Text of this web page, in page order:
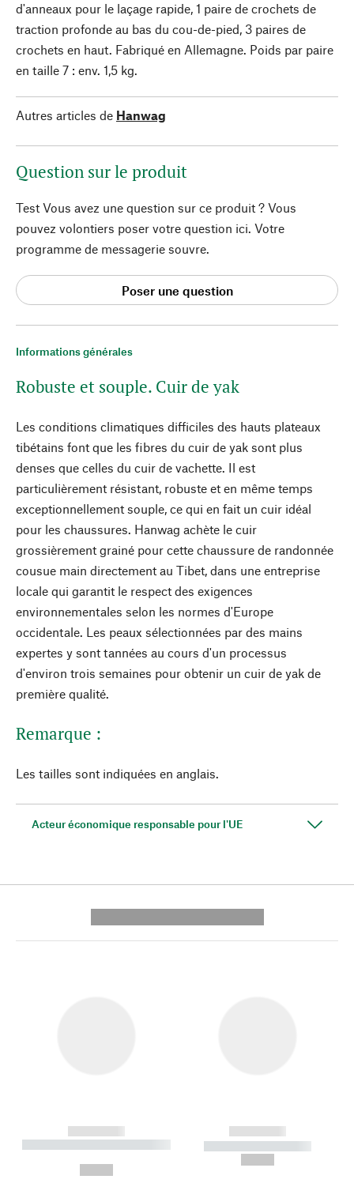
Informations générales
Robuste et souple. Cuir de yak
Les conditions climatiques difficiles des hauts plateaux
tibétains font que les fibres du cuir de yak sont plus
denses que celles du cuir de vachette. Il est
particulièrement résistant, robuste et en même temps
exceptionnellement souple, ce qui en fait un cuir idéal
pour les chaussures. Hanwag achète le cuir
grossièrement grainé pour cette chaussure de randonnée
cousue main directement au Tibet, dans une entreprise
locale qui garantit le respect des exigences
environnementales selon les normes d'Europe
occidentale. Les peaux sélectionnées par des mains
expertes y sont tannées au cours d'un processus
d'environ trois semaines pour obtenir un cuir de yak de
première qualité.
Remarque :
Les tailles sont indiquées en anglais.
Acteur économique responsable pour l'UE
d'anneaux pour le laçage rapide, 1 paire de crochets de
traction profonde au bas du cou-de-pied, 3 paires de
crochets en haut. Fabriqué en Allemagne. Poids par paire
en taille 7 : env. 1,5 kg.
Autres articles de Hanwag
Question sur le produit
Test Vous avez une question sur ce produit ? Vous
pouvez volontiers poser votre question ici. Votre
programme de messagerie souvre.
Poser une question
------------
----------- ----------- --------
------------
----------- -----------